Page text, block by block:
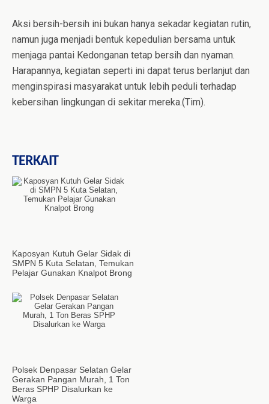
Aksi bersih-bersih ini bukan hanya sekadar kegiatan rutin,
namun juga menjadi bentuk kepedulian bersama untuk
menjaga pantai Kedonganan tetap bersih dan nyaman.
Harapannya, kegiatan seperti ini dapat terus berlanjut dan
menginspirasi masyarakat untuk lebih peduli terhadap
kebersihan lingkungan di sekitar mereka.(Tim).
TERKAIT
Kaposyan Kutuh Gelar Sidak di
SMPN 5 Kuta Selatan, Temukan
Pelajar Gunakan Knalpot Brong
Polsek Denpasar Selatan Gelar
Gerakan Pangan Murah, 1 Ton
Beras SPHP Disalurkan ke
Warga